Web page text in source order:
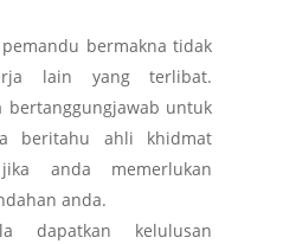
bermakna tidak
lain yang terlibat.
bertanggungjawab untuk
beritahu ahli khidmat
anda memerlukan
anda.
dapatkan kelulusan